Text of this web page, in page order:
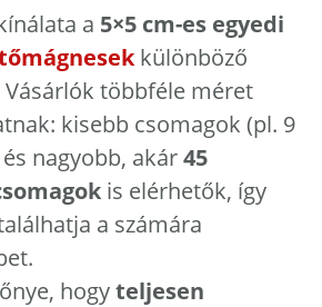
a 5×5 cm-es egyedi
különböző
többféle méret
kisebb csomagok (pl. 9
nagyobb, akár45
is elérhetők, így
a számára
hogyteljesen